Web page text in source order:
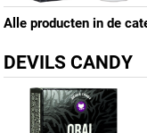
Alle producten in de
DEVILS CANDY